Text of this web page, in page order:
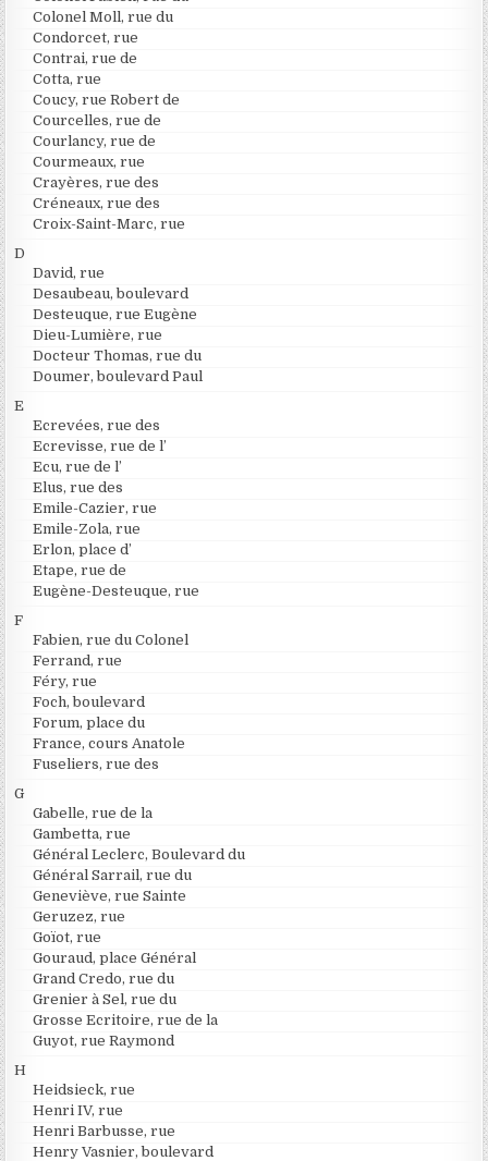
Colonel Moll, rue du
Condorcet, rue
Contrai, rue de
Cotta, rue
Coucy, rue Robert de
Courcelles, rue de
Courlancy, rue de
Courmeaux, rue
Crayères, rue des
Créneaux, rue des
Croix-Saint-Marc, rue
D
David, rue
Desaubeau, boulevard
Desteuque, rue Eugène
Dieu-Lumière, rue
Docteur Thomas, rue du
Doumer, boulevard Paul
E
Ecrevées, rue des
Ecrevisse, rue de l’
Ecu, rue de l’
Elus, rue des
Emile-Cazier, rue
Emile-Zola, rue
Erlon, place d’
Etape, rue de
Eugène-Desteuque, rue
F
Fabien, rue du Colonel
Ferrand, rue
Féry, rue
Foch, boulevard
Forum, place du
France, cours Anatole
Fuseliers, rue des
G
Gabelle, rue de la
Gambetta, rue
Général Leclerc, Boulevard du
Général Sarrail, rue du
Geneviève, rue Sainte
Geruzez, rue
Goïot, rue
Gouraud, place Général
Grand Credo, rue du
Grenier à Sel, rue du
Grosse Ecritoire, rue de la
Guyot, rue Raymond
H
Heidsieck, rue
Henri IV, rue
Henri Barbusse, rue
Henry Vasnier, boulevard